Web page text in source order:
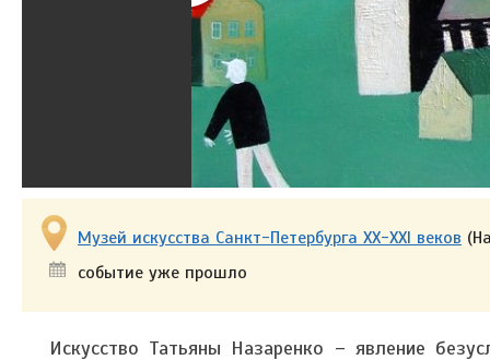
Музей искусства Санкт-Петербурга XX-XXI веков
событие уже прошло
Искусство Татьяны Назаренко – явление